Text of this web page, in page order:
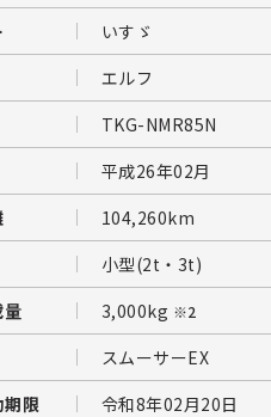
いすゞ
エルフ
TKG-NMR85N
平成26年02月
104,260km
小型(2t・3t)
量
3,000kg ※2
スムーサーEX
限
令和8年02月20日